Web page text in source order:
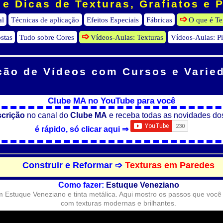
e Dicas de Texturas, Grafiatos e
Técnicas de aplicação Efeitos Especiais Fábricas O que é
Tudo sobre Cores Vídeos-Aulas: Texturas Vídeos-Aulas:
de Vídeos com Cursos e
Clube MA no YouTube para você
no canal doClube MA e receba todas as novidades
é rápido, só clicar aqui ⇒
Construir e Reformar ➩Texturas em Paredes
Como fazer: Estuque Veneziano
Estuque Veneziano e tinta metálica. Aqui mostro os passos que
com texturas modernas e brilhantes.